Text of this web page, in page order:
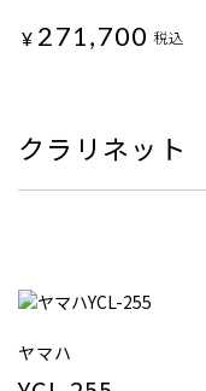
¥ 271,700 税込
クラリネット
ヤマハ